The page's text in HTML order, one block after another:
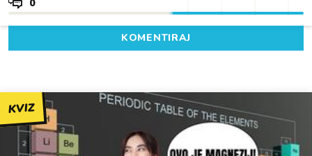
0
KOMENTIRAJ
KVIZ